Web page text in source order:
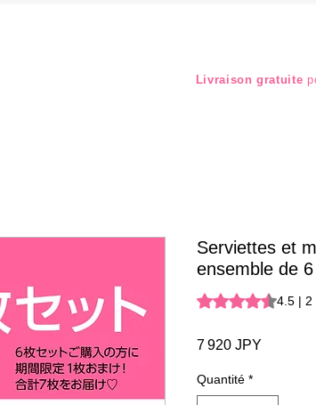
Livraison gratuite
Serviettes et
ensemble de
La note est de 4.5
4.5 | 2
7 920 JPY
Quantité *